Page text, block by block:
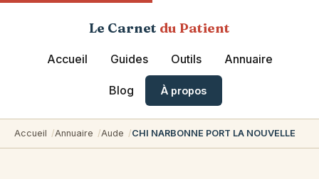
Le Carnet du Patient
Accueil Guides Outils Annuaire
Blog À propos
Accueil Annuaire Aude CHI NARBONNE PORT LA NOUVELLE